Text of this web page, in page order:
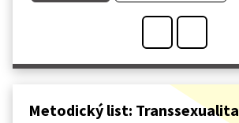
Metodický list: Transsexualita